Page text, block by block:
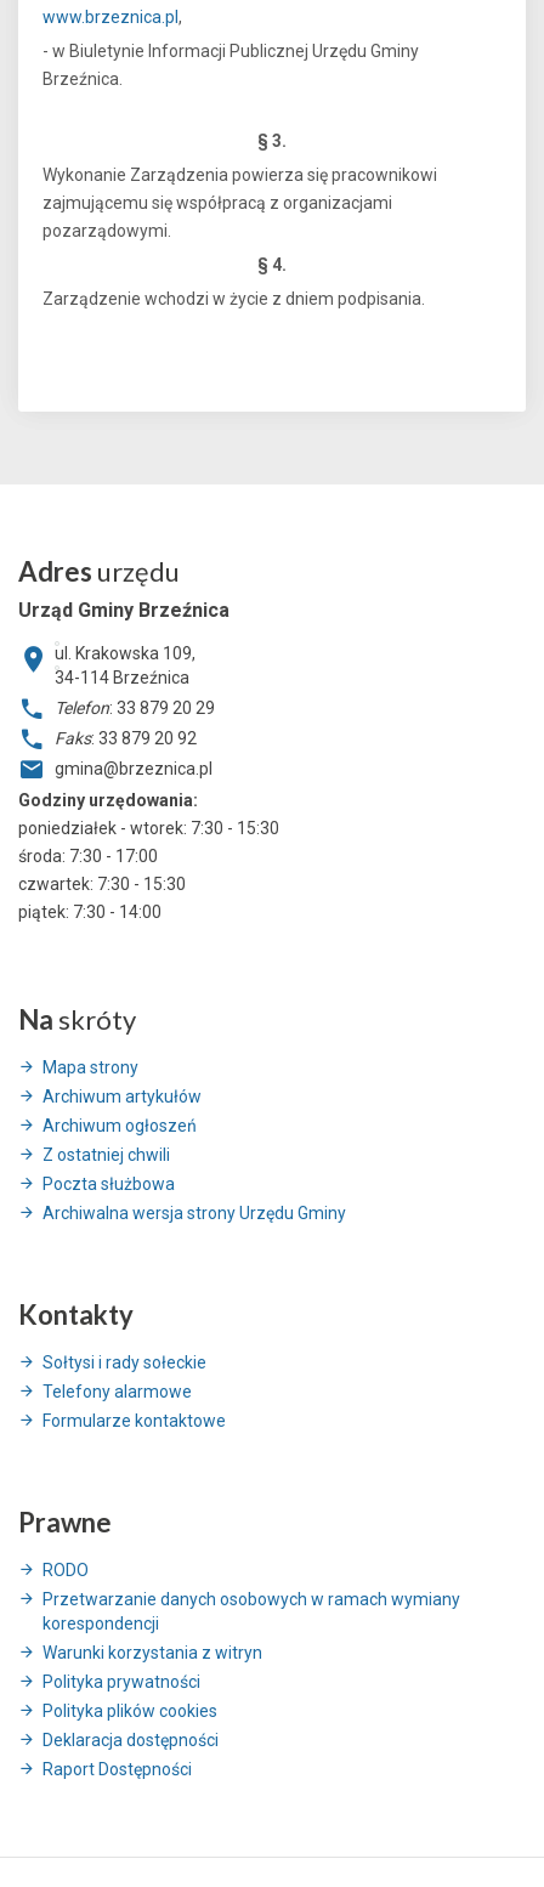
www.brzeznica.pl ,
- w Biuletynie Informacji Publicznej Urzędu Gminy
Brzeźnica.
§ 3.
Wykonanie Zarządzenia powierza się pracownikowi
zajmującemu się współpracą z organizacjami
pozarządowymi.
§ 4.
Zarządzenie wchodzi w życie z dniem podpisania.
Adres urzędu
Urząd Gminy Brzeźnica
ul. Krakowska 109,
34-114 Brzeźnica
Telefon: 33 879 20 29
Faks: 33 879 20 92
gmina@brzeznica.pl
Godziny urzędowania:
poniedziałek - wtorek: 7:30 - 15:30
środa: 7:30 - 17:00
czwartek: 7:30 - 15:30
piątek: 7:30 - 14:00
Na skróty
Mapa strony
Archiwum artykułów
Archiwum ogłoszeń
Z ostatniej chwili
Poczta służbowa
Archiwalna wersja strony Urzędu Gminy
Kontakty
Sołtysi i rady sołeckie
Telefony alarmowe
Formularze kontaktowe
Prawne
RODO
Przetwarzanie danych osobowych w ramach wymiany
korespondencji
Warunki korzystania z witryn
Polityka prywatności
Polityka plików cookies
Deklaracja dostępności
Raport Dostępności